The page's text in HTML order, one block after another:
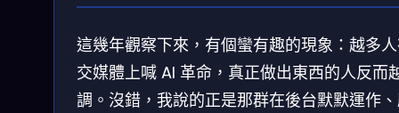
這幾年觀察下來，有個蠻有趣的現象：越多
交媒體上喊 AI 革命，真正做出東西的人反而
調。沒錯，我說的正是那群在後台默默運作